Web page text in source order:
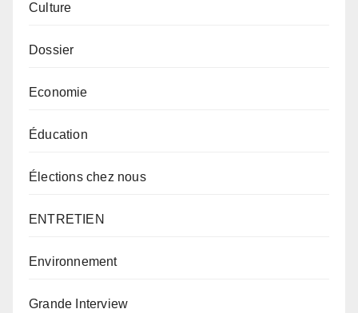
Culture
Dossier
Economie
Éducation
Élections chez nous
ENTRETIEN
Environnement
Grande Interview